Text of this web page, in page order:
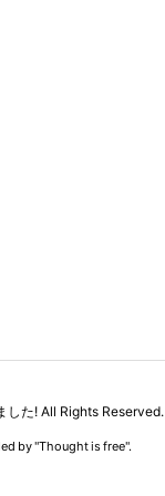
した!All Rights Reserved.
by "Thought is free".